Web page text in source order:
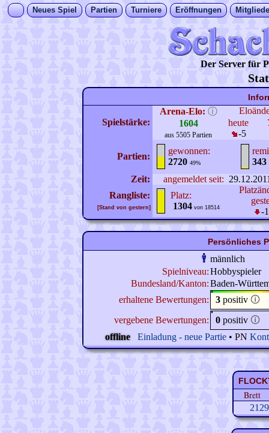
Neues Spiel Partien Turniere Eröffnungen
Der Server für
Spielstärke:
Arena-Elo: ⓘ
1604
aus 5505 Partien
heute
-5
Partien:
gewonnen:
2720 49%
343
Zeit:
angemeldet seit:
Rangliste:
[Stand von gestern]
Platz:
1304 von 18514
-
Persönliches
männlich
Spielniveau:Hobbyspieler
Bundesland/Kanton:Baden-
erhaltene Bewertungen:
3 positiv 🛈
vergebene Bewertungen:
0 positiv 🛈
offline
Einladung - neue Partie • PN
Brett
2129